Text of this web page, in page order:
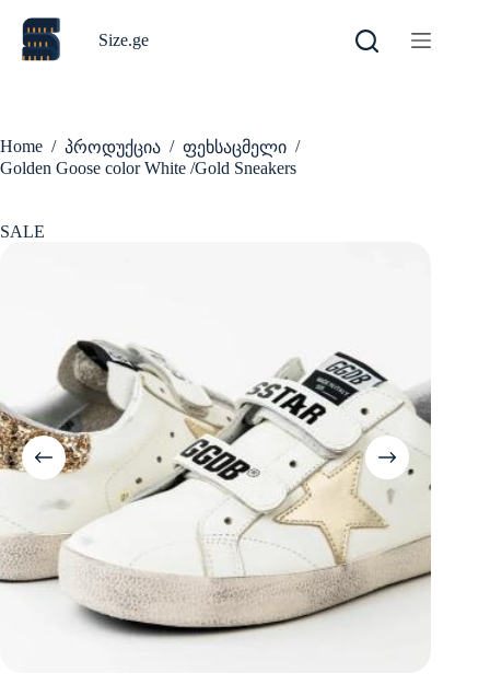
content
Size.ge
Home / პროდუქცია / ფეხსაცმელი /
Golden Goose color White /Gold Sneakers
SALE